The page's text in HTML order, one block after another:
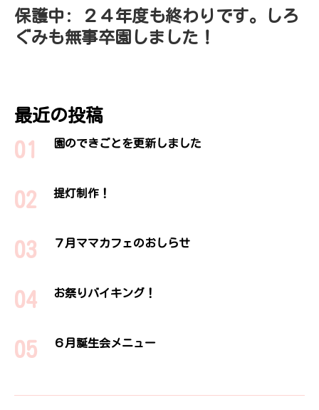
保護中: ２４年度も終わりです。しろ
ぐみも無事卒園しました！
最近の投稿
園のできごとを更新しました
提灯制作！
７月ママカフェのおしらせ
お祭りバイキング！
６月誕生会メニュー